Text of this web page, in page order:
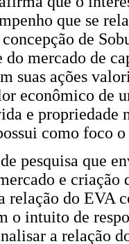
que se
de
do mercado de
suas ações
econômico de
e propriedade
como foco
pesquisa que
e criação
relação do EVA
o intuito de
a relação